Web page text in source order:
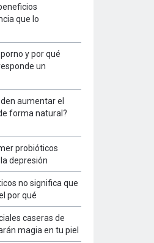
que lo
y por qué
un
aumentar el
forma natural?
probióticos
depresión
no significa que
por qué
caseras de
magia en tu piel